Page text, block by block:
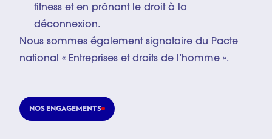
fitness et en prônant le droit à la
déconnexion.
Nous sommes également signataire du Pacte
national « Entreprises et droits de l’homme ».
NOS ENGAGEMENTS